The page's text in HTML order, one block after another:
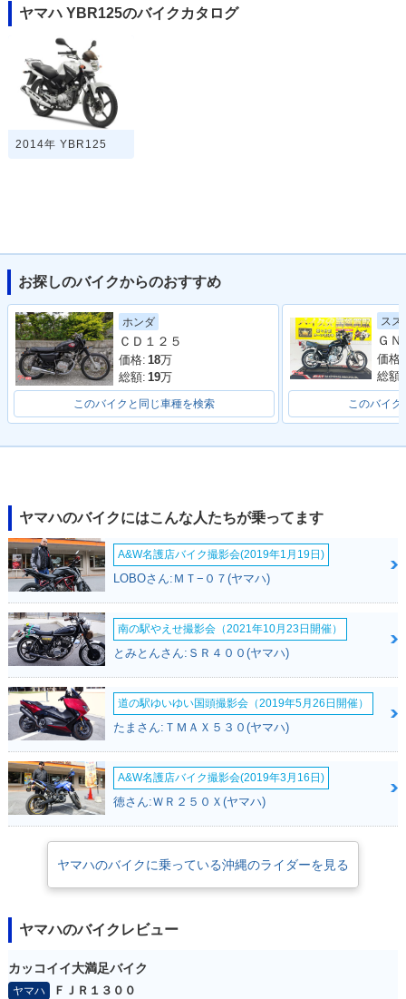
ヤマハ YBR125のバイクカタログ
2014年 YBR125
お探しのバイクからのおすすめ
ホンダ
ＣＤ１２５
価格: 18万
総額: 19万
このバイクと同じ車種を検索
スズ
価格:
総額:
このバイク
ヤマハのバイクにはこんな人たちが乗ってます
A&W名護店バイク撮影会(2019年1月19日)
LOBOさん:ＭＴ−０７(ヤマハ)
南の駅やえせ撮影会（2021年10月23日開催）
とみとんさん:ＳＲ４００(ヤマハ)
道の駅ゆいゆい国頭撮影会（2019年5月26日開催）
たまさん:ＴＭＡＸ５３０(ヤマハ)
A&W名護店バイク撮影会(2019年3月16日)
徳さん:ＷＲ２５０Ｘ(ヤマハ)
ヤマハのバイクに乗っている沖縄のライダーを見る
ヤマハのバイクレビュー
カッコイイ大満足バイク
ヤマハ
ＦＪＲ１３００